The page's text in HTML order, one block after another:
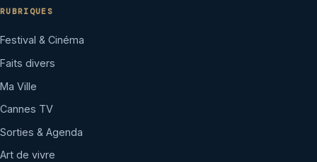
RUBRIQUES
Festival & Cinéma
Faits divers
Ma Ville
Cannes TV
Sorties & Agenda
Art de vivre